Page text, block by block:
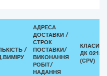
/
АДРЕСА
ДОСТАВКИ /
СТРОК
ПОСТАВКИ/
ВИКОНАННЯ
РОБІТ/
НАДАННЯ
ДК
(CPV)